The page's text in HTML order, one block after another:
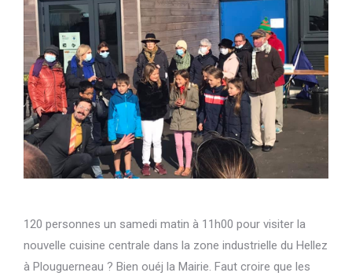
120 personnes un samedi matin à 11h00 pour visiter la
nouvelle cuisine centrale dans la zone industrielle du Hellez
à Plouguerneau ? Bien ouéj la Mairie. Faut croire que les